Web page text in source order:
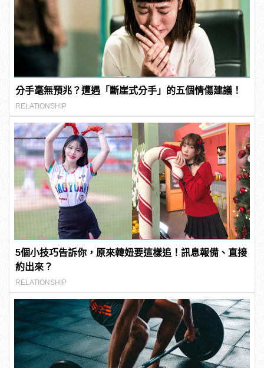
分手毫無預兆？遭遇「斷崖式分手」的五個情傷建議！
RELATIONSHIP
5個小技巧告訴你，原來韓妞要這樣追！訊息報備、直接
約出來？
RELATIONSHIP